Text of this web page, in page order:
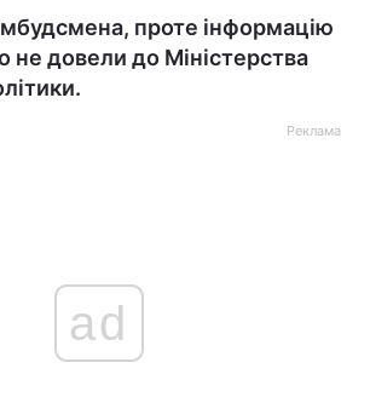
проте інформацію
не довели до Міністерства
Реклама
ad